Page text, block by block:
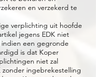
en verzekerd te
verplichting uit hoofde
jegens EDK niet
een gegronde
is dat Koper
niet zal
zonder ingebrekestelling